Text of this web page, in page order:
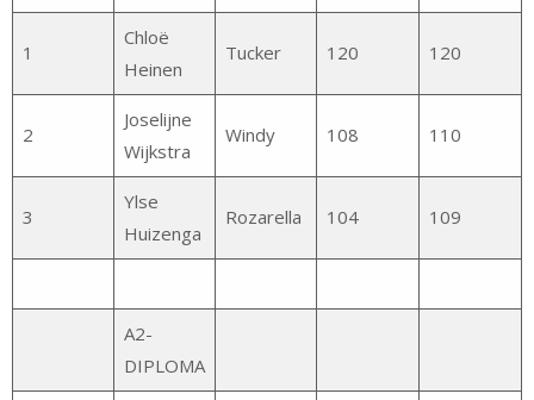
1
Chloë
Heinen
Tucker 120 120
2
Joselijne
Wijkstra
Windy 108 110
3
Ylse
Huizenga
Rozarella 104 109
A2-
DIPLOMA